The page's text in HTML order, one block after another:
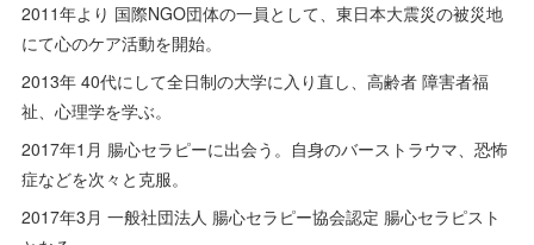
2011年より 国際NGO団体の一員として、東日本大震災の被災地
にて心のケア活動を開始。
2013年 40代にして全日制の大学に入り直し、高齢者 障害者福
祉、心理学を学ぶ。
2017年1月 腸心セラピーに出会う。自身のバーストラウマ、恐怖
症などを次々と克服。
2017年3月 一般社団法人 腸心セラピー協会認定 腸心セラピスト